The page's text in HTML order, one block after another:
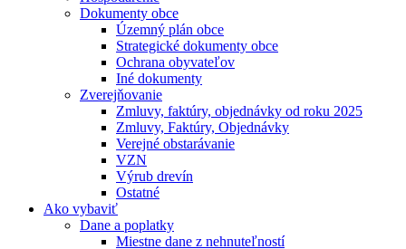
Dokumenty obce
Územný plán obce
Strategické dokumenty obce
Ochrana obyvateľov
Iné dokumenty
Zverejňovanie
Zmluvy, faktúry, objednávky od roku 2025
Zmluvy, Faktúry, Objednávky
Verejné obstarávanie
VZN
Výrub drevín
Ostatné
Ako vybaviť
Dane a poplatky
Miestne dane z nehnuteľností